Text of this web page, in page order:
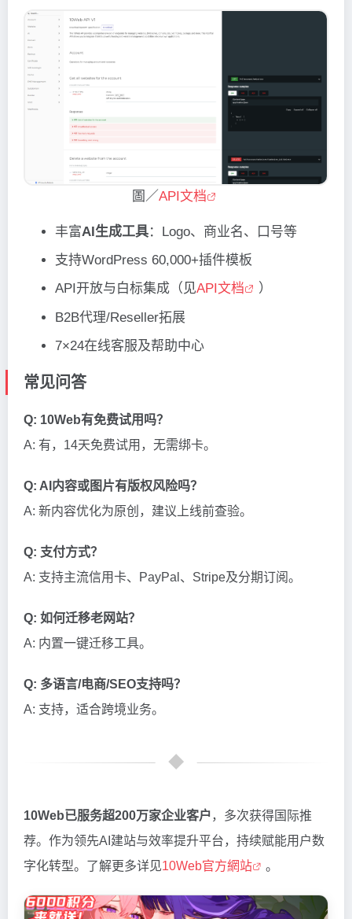
圖／API文档
丰富AI生成工具：Logo、商业名、口号等
支持WordPress 60,000+插件模板
API开放与白标集成（见API文档
）
B2B代理/Reseller拓展
7×24在线客服及帮助中心
常见问答
Q: 10Web有免费试用吗？
A: 有，14天免费试用，无需绑卡。
Q: AI内容或图片有版权风险吗？
A: 新内容优化为原创，建议上线前查验。
Q: 支付方式？
A: 支持主流信用卡、PayPal、Stripe及分期订阅。
Q: 如何迁移老网站？
A: 内置一键迁移工具。
Q: 多语言/电商/SEO支持吗？
A: 支持，适合跨境业务。
10Web已服务超200万家企业客户，多次获得国际推
荐。作为领先AI建站与效率提升平台，持续赋能用户数
字化转型。了解更多详见10Web官方網站 。